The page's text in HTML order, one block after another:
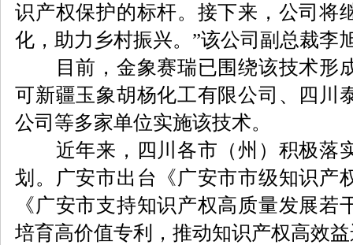
识产权保护的标杆。接下来，公司将
化，助力乡村振兴。”该公司副总裁李
目前，金象赛瑞已围绕该技术形
可新疆玉象胡杨化工有限公司、四川
公司等多家单位实施该技术。
近年来，四川各市（州）积极落
划。广安市出台《广安市市级知识产
《广安市支持知识产权高质量发展若
培育高价值专利，推动知识产权高效